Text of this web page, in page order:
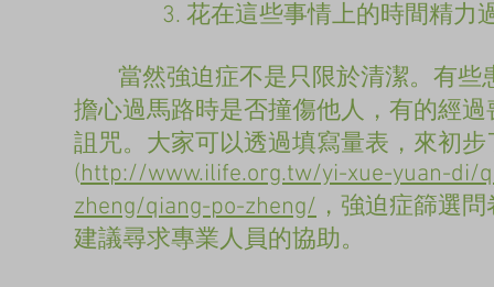
3. 花在這些事情上的時間精力過
當然強迫症不是只限於清潔。有些
擔心過馬路時是否撞傷他人，有的經
詛咒。大家可以透過填寫量表，來初
(http://www.ilife.org.tw/yi-xue-yuan-di/
zheng/qiang-po-zheng/ ，強迫症篩選
建議尋求專業人員的協助。